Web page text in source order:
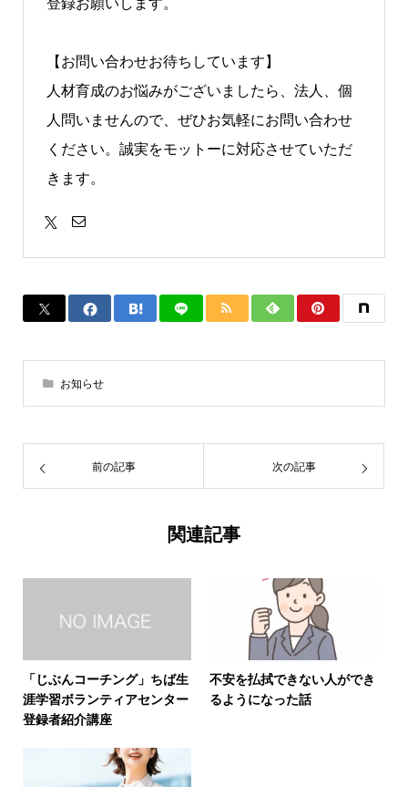
【お問い合わせお待ちしています】
人材育成のお悩みがございましたら、法人、個
人問いませんので、ぜひお気軽にお問い合わせ
ください。誠実をモットーに対応させていただ
きます。
お知らせ
前の記事 次の記事
関連記事
「じぶんコーチング」ちば生
涯学習ボランティアセンター
登録者紹介講座
不安を払拭できない人ができ
るようになった話